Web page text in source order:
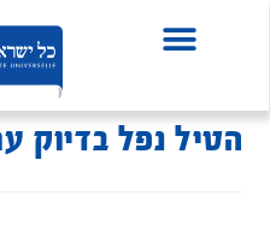
הטיל נפל בדיוק